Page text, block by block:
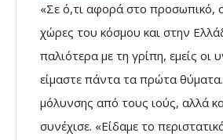
«Σε ό,τι αφορά στο προσωπικό,
χώρες του κόσμου και στην
παλιότερα με τη γρίπη, εμείς οι
είμαστε πάντα τα πρώτα
μόλυνσης από τους ιούς, αλλά
συνέχισε. «Είδαμε το